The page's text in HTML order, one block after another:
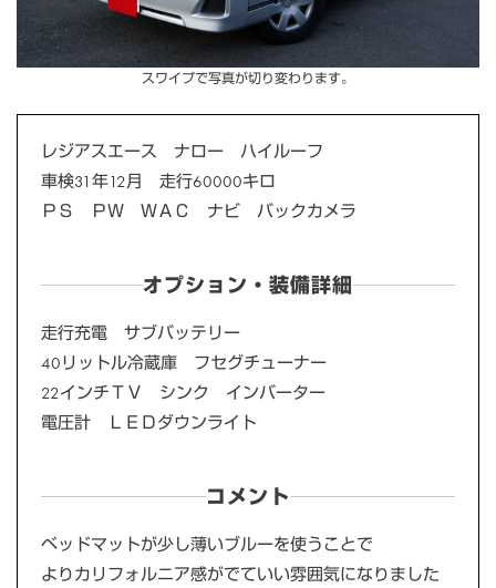
スワイプで写真が切り変わります。
レジアスエース ナロー ハイルーフ
車検31年12月 走行60000キロ
ＰＳ ＰＷ ＷＡＣ ナビ バックカメラ
オプション・装備詳細
走行充電 サブバッテリー
40リットル冷蔵庫 フセグチューナー
22インチＴＶ シンク インバーター
電圧計 ＬＥＤダウンライト
コメント
ベッドマットが少し薄いブルーを使うことで
よりカリフォルニア感がでていい雰囲気になりました